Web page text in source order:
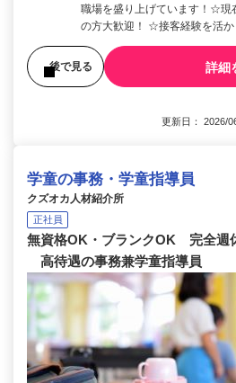
職場を盛り上げています！☆現
の方大歓迎！ ☆接客経験を活か
後で見る 詳細
更新日： 2026/
学童の事務・学童指導員
クズオカ人材紹介所
正社員
無資格OK・ブランクOK 完全週
高待遇の事務兼学童指導員